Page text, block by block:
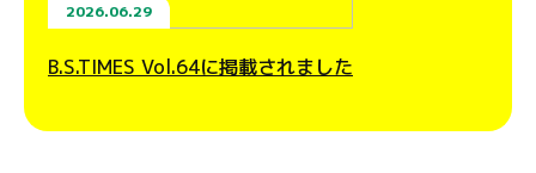
2026.06.29
B.S.TIMES Vol.64に掲載されました